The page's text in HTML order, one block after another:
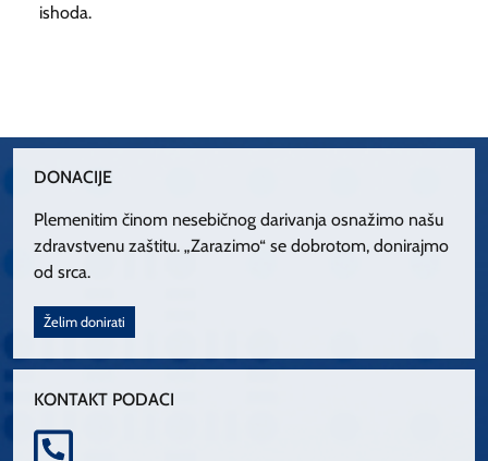
ishoda.
DONACIJE
Plemenitim činom nesebičnog darivanja osnažimo našu
zdravstvenu zaštitu. „Zarazimo“ se dobrotom, donirajmo
od srca.
Želim donirati
KONTAKT PODACI